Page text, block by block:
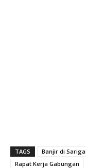
TAGS Banjir di
Rapat Kerja Gabungan